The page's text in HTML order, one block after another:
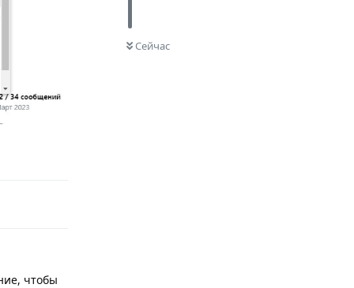
Сейчас
чтобы